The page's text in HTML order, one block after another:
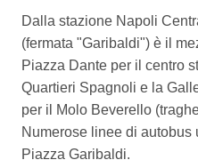
Dalla stazione Napoli
(fermata "Garibaldi") è il
Piazza Dante per il centro
Quartieri Spagnoli e la
per il Molo Beverello
Numerose linee di autobus
Piazza Garibaldi.